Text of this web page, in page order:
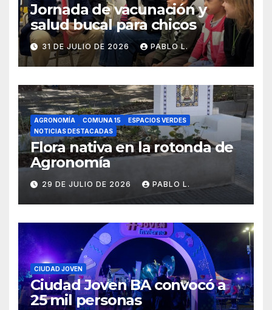
Jornada de vacunación y
salud bucal para chicos
31 DE JULIO DE 2026 PABLO L.
AGRONOMÍA COMUNA 15
ESPACIOS VERDES
NOTICIAS DESTACADAS
Flora nativa en la rotonda de
Agronomía
29 DE JULIO DE 2026 PABLO L.
CIUDAD JOVEN
Ciudad Joven BA convocó a
25 mil personas